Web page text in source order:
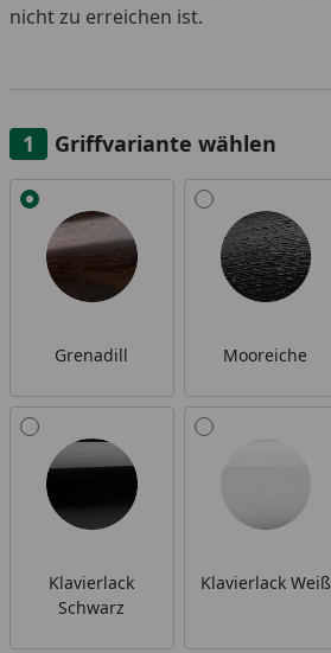
nicht zu erreichen ist.
Griffvariante wählen
Alle anzeigen (13)
Grenadill Mooreiche
Klavierlack
Schwarz
Klavierlack Weiß